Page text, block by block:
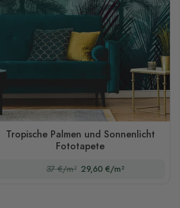
Tropische Palmen und Sonnenlicht
Fototapete
37 €/m² 29,60 €/m²